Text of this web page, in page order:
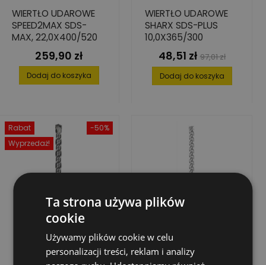
WIERTŁO UDAROWE
SPEED2MAX SDS-
MAX, 22,0X400/520
Cena
259,90 zł
Dodaj do koszyka
WIERTŁO UDAROWE
SHARX SDS-PLUS
10,0X365/300
Cena
48,51 zł Cena
podstawowa
97,01 zł
Dodaj do koszyka
-50%
Rabat
Wyprzedaż!
Ta strona używa plików
cookie
Używamy plików cookie w celu
personalizacji treści, reklam i analizy